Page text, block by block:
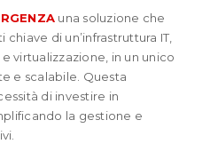
una soluzione che
di un’infrastruttura IT,
virtualizzazione, in un unico
e scalabile. Questa
di investire in
la gestione e